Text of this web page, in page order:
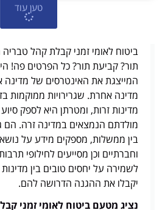
טען עוד
ביטוח לאומי זמני קבלת קהל טבריה
תור? קביעת תור? כל הפרטים פה!
המייצגת את האינטרסים של
מדינה אחרת. שגרירויות ממוקמות
מדינות זרות, ומטרתן היא לספק
מולדתם הנמצאים במדינה זרה.
בין ממשלות, מספקים מידע על
וחברתיים וכן מסייעים לחילופי
לשמירה על יחסים טובים בין
יקבלו את ההגנה הדרושה להם.
נציג מטעם ביטוח לאומי זמני